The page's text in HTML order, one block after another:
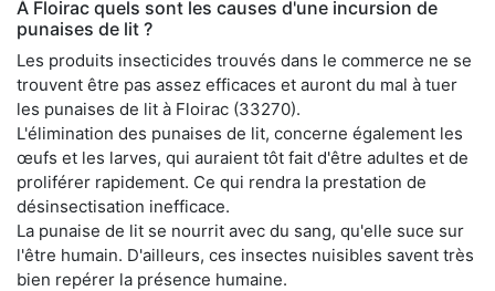
À Floirac quels sont les causes d'une incursion de
punaises de lit ?
Les produits insecticides trouvés dans le commerce ne se
trouvent être pas assez efficaces et auront du mal à tuer
les punaises de lit à Floirac (33270).
L'élimination des punaises de lit, concerne également les
œufs et les larves, qui auraient tôt fait d'être adultes et de
proliférer rapidement. Ce qui rendra la prestation de
désinsectisation inefficace.
La punaise de lit se nourrit avec du sang, qu'elle suce sur
l'être humain. D'ailleurs, ces insectes nuisibles savent très
bien repérer la présence humaine.